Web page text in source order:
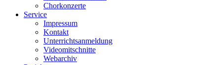
Chorkonzerte
Service
Impressum
Kontakt
Unterrichtsanmeldung
Videomitschnitte
Webarchiv